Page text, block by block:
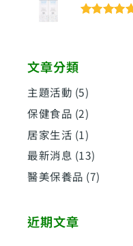
文章分類
主題活動 (5)
保健食品 (2)
居家生活 (1)
最新消息 (13)
醫美保養品 (7)
近期文章